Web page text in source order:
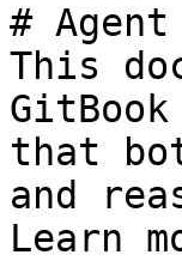
#
This
that
and
Learn